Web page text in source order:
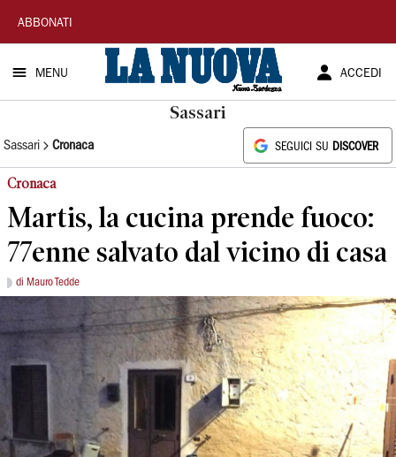
La
Nuova
Sardegna
ABBONATI
MENU ACCEDI
Sassari
Sassari Cronaca SEGUICI SU DISCOVER
Cronaca
Martis, la cucina prende fuoco:
77enne salvato dal vicino di casa
di Mauro Tedde